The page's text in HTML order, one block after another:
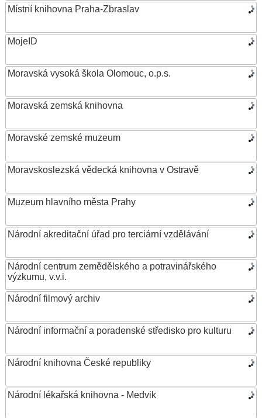
Místní knihovna Praha-Zbraslav
MojeID
Moravská vysoká škola Olomouc, o.p.s.
Moravská zemská knihovna
Moravské zemské muzeum
Moravskoslezská vědecká knihovna v Ostravě
Muzeum hlavního města Prahy
Národní akreditační úřad pro terciární vzdělávání
Národní centrum zemědělského a potravinářského
výzkumu, v.v.i.
Národní filmový archiv
Národní informační a poradenské středisko pro kulturu
Národní knihovna České republiky
Národní lékařská knihovna - Medvik